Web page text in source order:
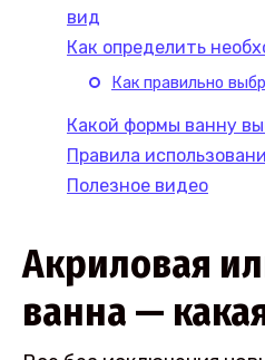
вид
Как определить
Как правильно
Какой формы ванну
Правила
Полезное видео
Акриловая
ванна —